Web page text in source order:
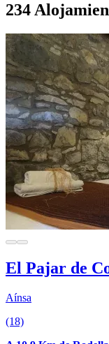
234
El Pajar de
Aínsa
(18)